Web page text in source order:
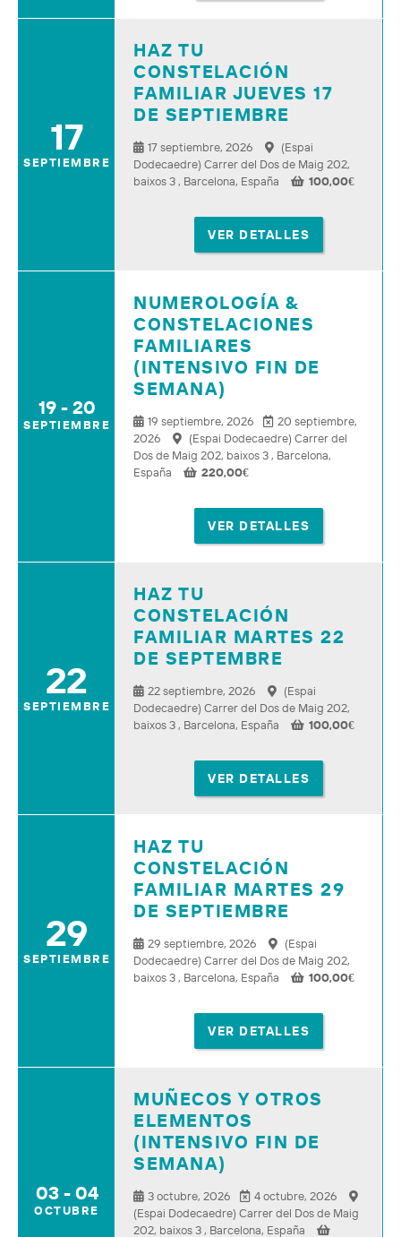
17
SEPTIEMBRE
HAZ TU
CONSTELACIÓN
FAMILIAR JUEVES 17
DE SEPTIEMBRE
17 septiembre, 2026
(Espai
Dodecaedre) Carrer del Dos de Maig 202,
baixos 3 , Barcelona, España
100,00€
VER DETALLES
19 - 20
SEPTIEMBRE
NUMEROLOGÍA &
CONSTELACIONES
FAMILIARES
(INTENSIVO FIN DE
SEMANA)
19 septiembre, 2026
20 septiembre,
2026
(Espai Dodecaedre) Carrer del
Dos de Maig 202, baixos 3 , Barcelona,
España
220,00€
VER DETALLES
22
SEPTIEMBRE
HAZ TU
CONSTELACIÓN
FAMILIAR MARTES 22
DE SEPTEMBRE
22 septiembre, 2026
(Espai
Dodecaedre) Carrer del Dos de Maig 202,
baixos 3 , Barcelona, España
100,00€
VER DETALLES
29
SEPTIEMBRE
HAZ TU
CONSTELACIÓN
FAMILIAR MARTES 29
DE SEPTIEMBRE
29 septiembre, 2026
(Espai
Dodecaedre) Carrer del Dos de Maig 202,
baixos 3 , Barcelona, España
100,00€
VER DETALLES
03 - 04
OCTUBRE
MUÑECOS Y OTROS
ELEMENTOS
(INTENSIVO FIN DE
SEMANA)
3 octubre, 2026
4 octubre, 2026
(Espai Dodecaedre) Carrer del Dos de Maig
202, baixos 3 , Barcelona, España